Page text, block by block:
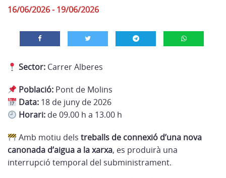
16/06/2026 - 19/06/2026
Sector: Carrer Alberes
Població: Pont de Molins
Data: 18 de juny de 2026
Horari: de 09.00 h a 13.00 h
Amb motiu delstreballs de connexió d’una nova
canonada d’aigua a la xarxa, es produirà una
interrupció temporal del subministrament.